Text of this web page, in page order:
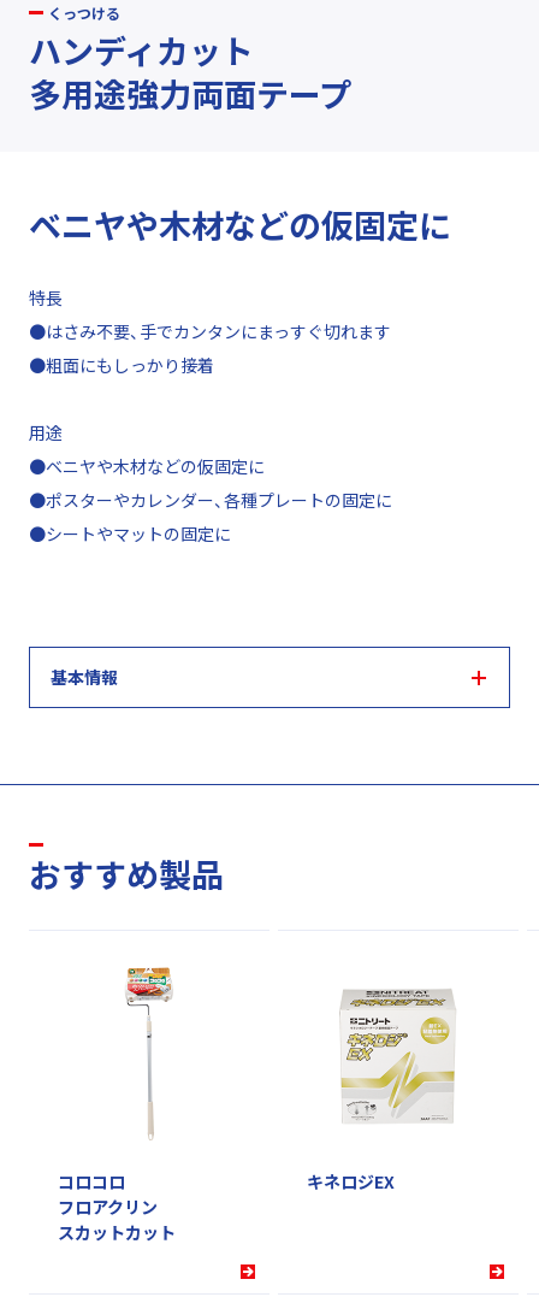
くっつける
ハンディカット
多用途強力両面テープ
ベニヤや木材などの仮固定に
特長
●はさみ不要、手でカンタンにまっすぐ切れます
●粗面にもしっかり接着
用途
●ベニヤや木材などの仮固定に
●ポスターやカレンダー、各種プレートの固定に
●シートやマットの固定に
基本情報
おすすめ製品
コロコロ
フロアクリン
スカットカット
キネロジEX